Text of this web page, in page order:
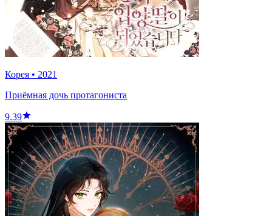
Корея • 2021
Приёмная дочь протагониста
9.39